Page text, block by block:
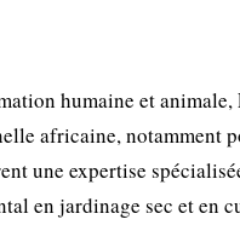
humaine et
africaine, notamment
une expertise
en jardinage sec et